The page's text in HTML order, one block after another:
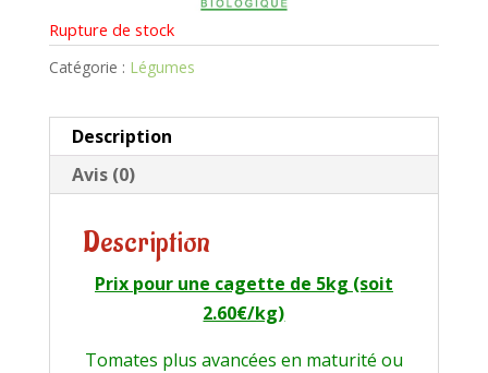
Rupture de stock
Catégorie : Légumes
Description
Avis (0)
Description
Prix pour une cagette de 5kg (soit
2.60€/kg)
Tomates plus avancées en maturité ou